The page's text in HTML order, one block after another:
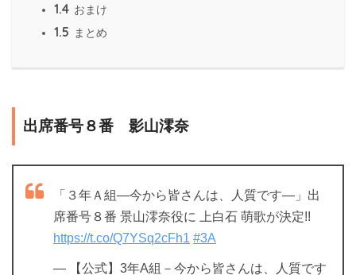
1.4 おまけ
1.5 まとめ
出席番号８番 影山澪奈
「３年Ａ組―今から皆さんは、人質です―」出
席番号８番 景山澪奈役に 上白石 萌歌が決定!!
https://t.co/Q7YSq2cFh1 #3A
— 【公式】3年A組－今から皆さんは、人質です